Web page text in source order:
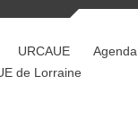
URCAUE
Agenda
de Lorraine